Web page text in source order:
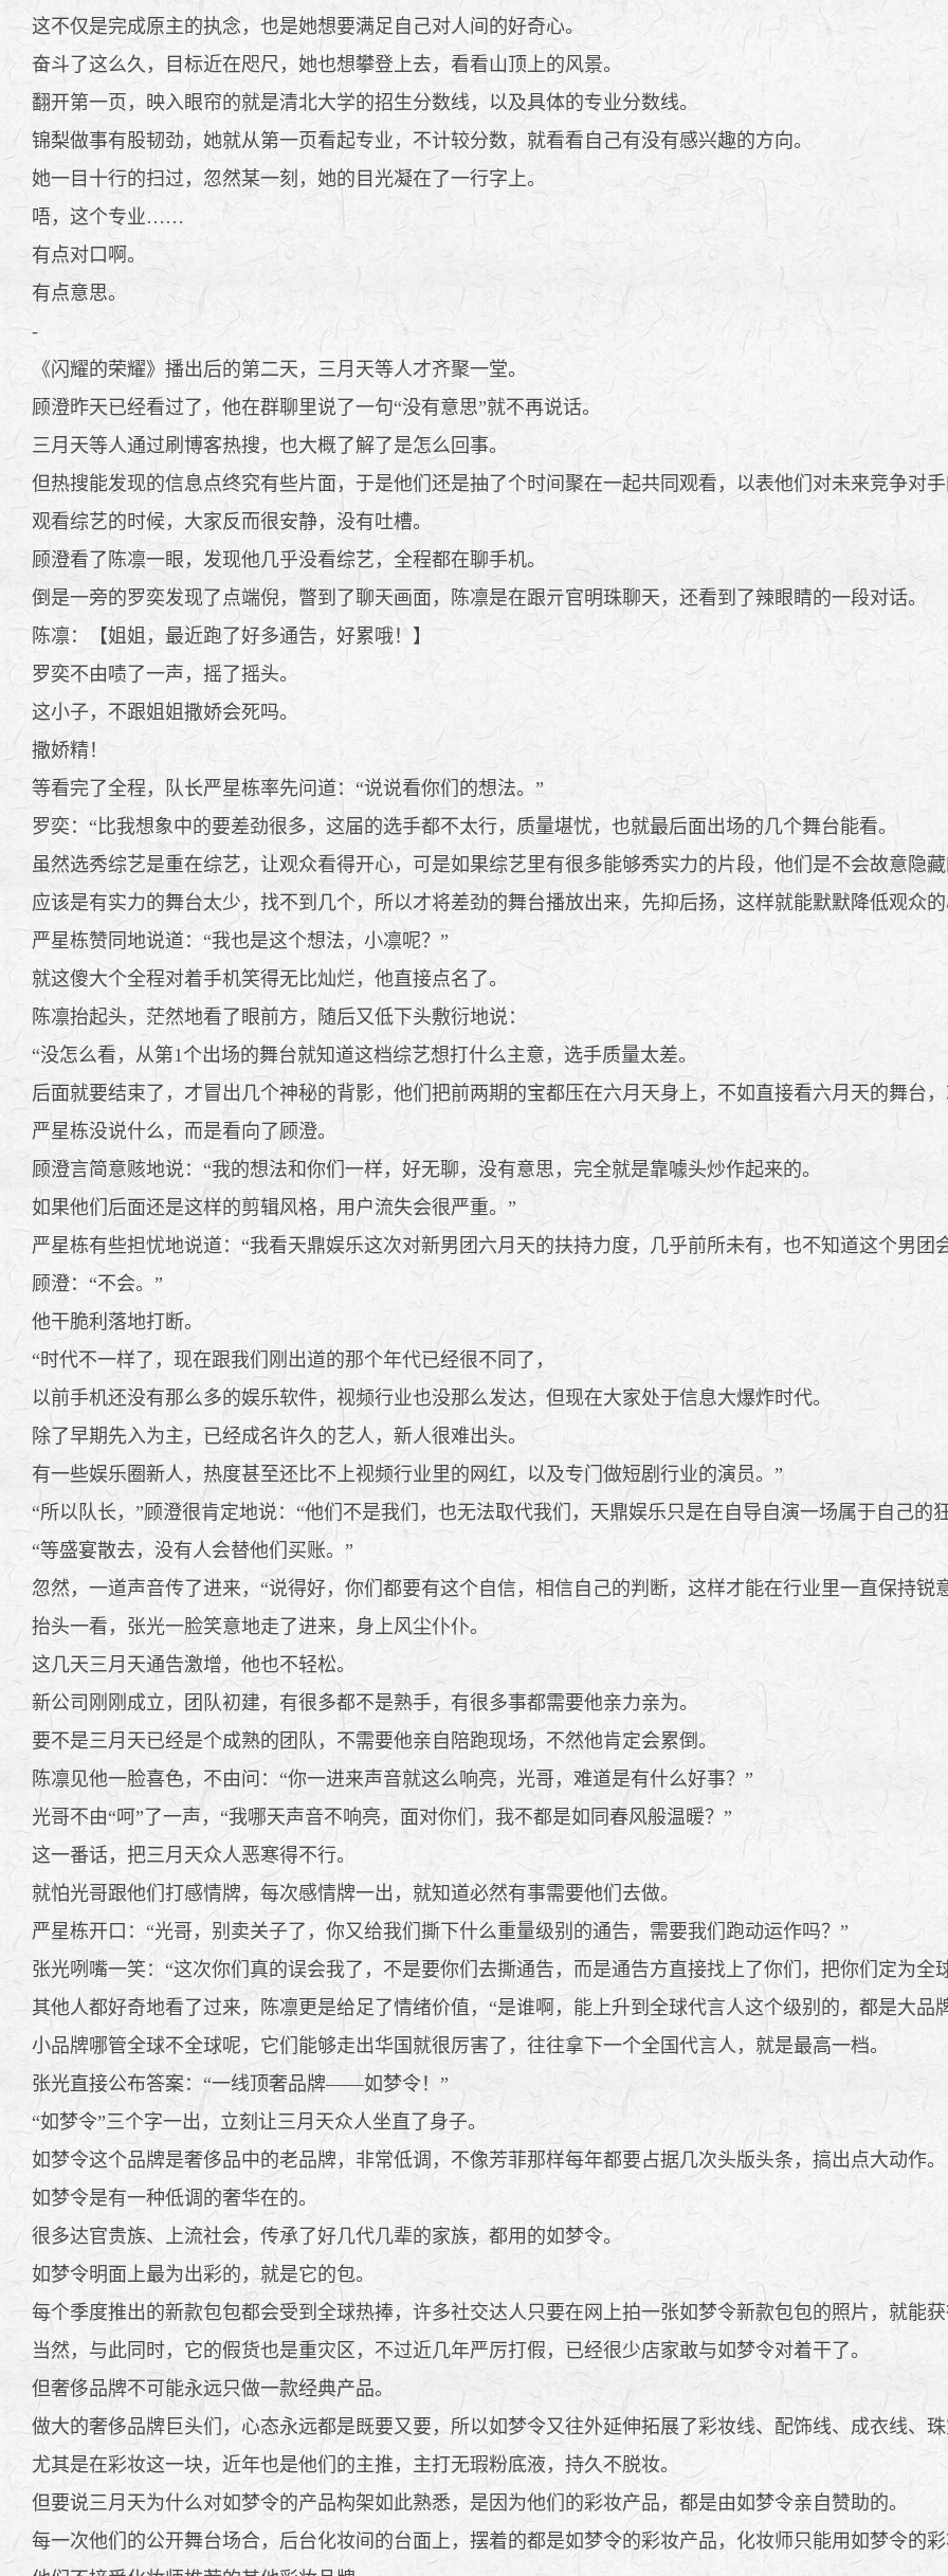
这不仅是完成原主的执念，也是她想要满足自己对人间的好奇心。
奋斗了这么久，目标近在咫尺，她也想攀登上去，看看山顶上的风景。
翻开第一页，映入眼帘的就是清北大学的招生分数线，以及具体的专业分数线。
锦梨做事有股韧劲，她就从第一页看起专业，不计较分数，就看看自己有没有感兴趣的方向。
她一目十行的扫过，忽然某一刻，她的目光凝在了一行字上。
唔，这个专业……
有点对口啊。
有点意思。
-
《闪耀的荣耀》播出后的第二天，三月天等人才齐聚一堂。
顾澄昨天已经看过了，他在群聊里说了一句“没有意思”就不再说话。
三月天等人通过刷博客热搜，也大概了解了是怎么回事。
但热搜能发现的信息点终究有些片面，于是他们还是抽了个时间聚在一起共同观看，以表他们对未来竞争对
观看综艺的时候，大家反而很安静，没有吐槽。
顾澄看了陈凛一眼，发现他几乎没看综艺，全程都在聊手机。
倒是一旁的罗奕发现了点端倪，瞥到了聊天画面，陈凛是在跟亓官明珠聊天，还看到了辣眼睛的一段对话。
陈凛：【姐姐，最近跑了好多通告，好累哦！】
罗奕不由啧了一声，摇了摇头。
这小子，不跟姐姐撒娇会死吗。
撒娇精！
等看完了全程，队长严星栋率先问道：“说说看你们的想法。”
罗奕：“比我想象中的要差劲很多，这届的选手都不太行，质量堪忧，也就最后面出场的几个舞台能看。
虽然选秀综艺是重在综艺，让观众看得开心，可是如果综艺里有很多能够秀实力的片段，他们是不会故意隐
应该是有实力的舞台太少，找不到几个，所以才将差劲的舞台播放出来，先抑后扬，这样就能默默降低观众
严星栋赞同地说道：“我也是这个想法，小凛呢？”
就这傻大个全程对着手机笑得无比灿烂，他直接点名了。
陈凛抬起头，茫然地看了眼前方，随后又低下头敷衍地说：
“没怎么看，从第1个出场的舞台就知道这档综艺想打什么主意，选手质量太差。
后面就要结束了，才冒出几个神秘的背影，他们把前两期的宝都压在六月天身上，不如直接看六月天的舞台
严星栋没说什么，而是看向了顾澄。
顾澄言简意赅地说：“我的想法和你们一样，好无聊，没有意思，完全就是靠噱头炒作起来的。
如果他们后面还是这样的剪辑风格，用户流失会很严重。”
严星栋有些担忧地说道：“我看天鼎娱乐这次对新男团六月天的扶持力度，几乎前所未有，也不知道这个男
顾澄：“不会。”
他干脆利落地打断。
“时代不一样了，现在跟我们刚出道的那个年代已经很不同了，
以前手机还没有那么多的娱乐软件，视频行业也没那么发达，但现在大家处于信息大爆炸时代。
除了早期先入为主，已经成名许久的艺人，新人很难出头。
有一些娱乐圈新人，热度甚至还比不上视频行业里的网红，以及专门做短剧行业的演员。”
“所以队长，”顾澄很肯定地说：“他们不是我们，也无法取代我们，天鼎娱乐只是在自导自演一场属于自己的
“等盛宴散去，没有人会替他们买账。”
忽然，一道声音传了进来，“说得好，你们都要有这个自信，相信自己的判断，这样才能在行业里一直保持锐
抬头一看，张光一脸笑意地走了进来，身上风尘仆仆。
这几天三月天通告激增，他也不轻松。
新公司刚刚成立，团队初建，有很多都不是熟手，有很多事都需要他亲力亲为。
要不是三月天已经是个成熟的团队，不需要他亲自陪跑现场，不然他肯定会累倒。
陈凛见他一脸喜色，不由问：“你一进来声音就这么响亮，光哥，难道是有什么好事？”
光哥不由“呵”了一声，“我哪天声音不响亮，面对你们，我不都是如同春风般温暖？”
这一番话，把三月天众人恶寒得不行。
就怕光哥跟他们打感情牌，每次感情牌一出，就知道必然有事需要他们去做。
严星栋开口：“光哥，别卖关子了，你又给我们撕下什么重量级别的通告，需要我们跑动运作吗？”
张光咧嘴一笑：“这次你们真的误会我了，不是要你们去撕通告，而是通告方直接找上了你们，把你们定为全
其他人都好奇地看了过来，陈凛更是给足了情绪价值，“是谁啊，能上升到全球代言人这个级别的，都是大品
小品牌哪管全球不全球呢，它们能够走出华国就很厉害了，往往拿下一个全国代言人，就是最高一档。
张光直接公布答案：“一线顶奢品牌——如梦令！”
“如梦令”三个字一出，立刻让三月天众人坐直了身子。
如梦令这个品牌是奢侈品中的老品牌，非常低调，不像芳菲那样每年都要占据几次头版头条，搞出点大动作。
如梦令是有一种低调的奢华在的。
很多达官贵族、上流社会，传承了好几代几辈的家族，都用的如梦令。
如梦令明面上最为出彩的，就是它的包。
每个季度推出的新款包包都会受到全球热捧，许多社交达人只要在网上拍一张如梦令新款包包的照片，就能
当然，与此同时，它的假货也是重灾区，不过近几年严厉打假，已经很少店家敢与如梦令对着干了。
但奢侈品牌不可能永远只做一款经典产品。
做大的奢侈品牌巨头们，心态永远都是既要又要，所以如梦令又往外延伸拓展了彩妆线、配饰线、成衣线、
尤其是在彩妆这一块，近年也是他们的主推，主打无瑕粉底液，持久不脱妆。
但要说三月天为什么对如梦令的产品构架如此熟悉，是因为他们的彩妆产品，都是由如梦令亲自赞助的。
每一次他们的公开舞台场合，后台化妆间的台面上，摆着的都是如梦令的彩妆产品，化妆师只能用如梦令的